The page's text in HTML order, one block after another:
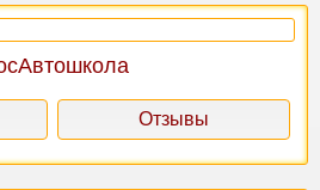
Отзывы